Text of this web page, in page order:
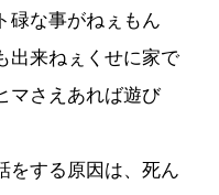
碌な事がねぇもん
出来ねぇくせに家で
マさえあれば遊び
をする原因は、死ん